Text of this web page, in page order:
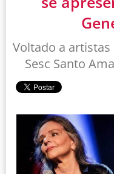
Voltado a artistas
Sesc Santo